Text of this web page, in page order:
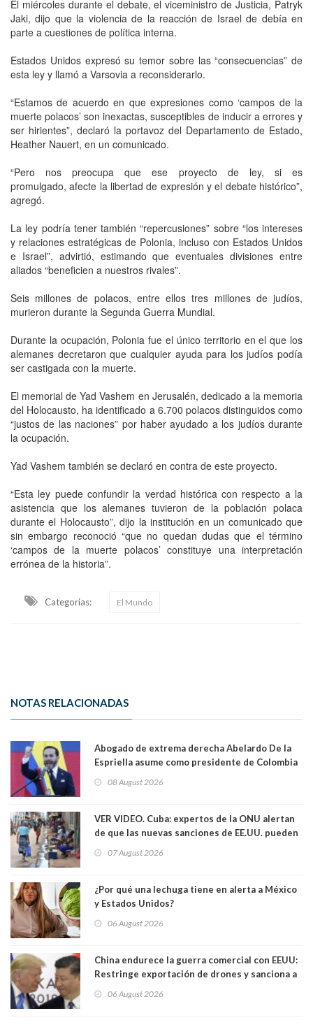
El miércoles durante el debate, el viceministro de Justicia, Patryk
Jaki, dijo que la violencia de la reacción de Israel de debía en
parte a cuestiones de política interna.
Estados Unidos expresó su temor sobre las “consecuencias” de
esta ley y llamó a Varsovia a reconsiderarlo.
“Estamos de acuerdo en que expresiones como ‘campos de la
muerte polacos’ son inexactas, susceptibles de inducir a errores y
ser hirientes”, declaró la portavoz del Departamento de Estado,
Heather Nauert, en un comunicado.
“Pero nos preocupa que ese proyecto de ley, si es
promulgado, afecte la libertad de expresión y el debate histórico”,
agregó.
La ley podría tener también “repercusiones” sobre “los intereses
y relaciones estratégicas de Polonia, incluso con Estados Unidos
e Israel”, advirtió, estimando que eventuales divisiones entre
aliados “beneficien a nuestros rivales”.
Seis millones de polacos, entre ellos tres millones de judíos,
murieron durante la Segunda Guerra Mundial.
Durante la ocupación, Polonia fue el único territorio en el que los
alemanes decretaron que cualquier ayuda para los judíos podía
ser castigada con la muerte.
El memorial de Yad Vashem en Jerusalén, dedicado a la memoria
del Holocausto, ha identificado a 6.700 polacos distinguidos como
“justos de las naciones” por haber ayudado a los judíos durante
la ocupación.
Yad Vashem también se declaró en contra de este proyecto.
“Esta ley puede confundir la verdad histórica con respecto a la
asistencia que los alemanes tuvieron de la población polaca
durante el Holocausto”, dijo la institución en un comunicado que
sin embargo reconoció “que no quedan dudas que el término
‘campos de la muerte polacos’ constituye una interpretación
errónea de la historia”.
Categorias: El Mundo
NOTAS RELACIONADAS
Abogado de extrema derecha Abelardo De la
Espriella asume como presidente de Colombia
08 August 2026
VER VIDEO. Cuba: expertos de la ONU alertan
de que las nuevas sanciones de EE.UU. pueden
07 August 2026
¿Por qué una lechuga tiene en alerta a México
y Estados Unidos?
06 August 2026
China endurece la guerra comercial con EEUU:
Restringe exportación de drones y sanciona a
06 August 2026